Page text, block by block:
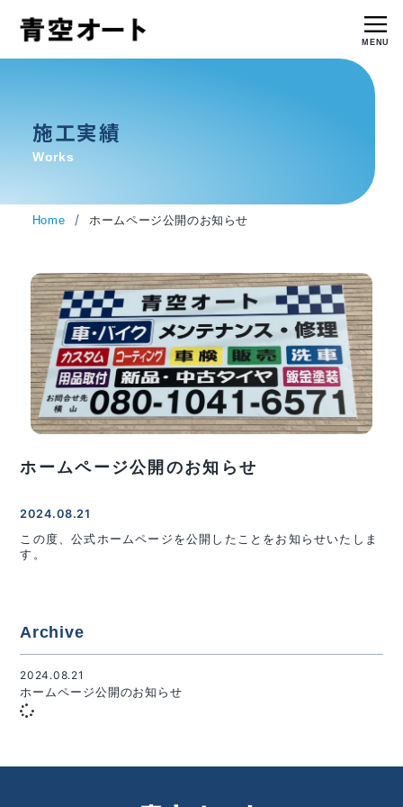
MENU
施工実績
Works
Home / ホームページ公開のお知らせ
ホームページ公開のお知らせ
2024.08.21
この度、公式ホームページを公開したことをお知らせいたしま
す。
Archive
2024.08.21
ホームページ公開のお知らせ